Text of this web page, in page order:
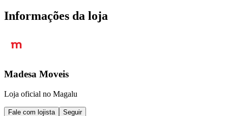
Informações da loja
Madesa Moveis
Loja oficial no Magalu
Fale com lojista Seguir